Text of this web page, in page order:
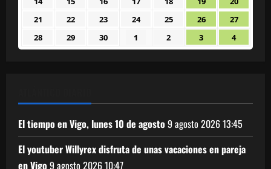
2026 2026 2026 2026 2026 2026
septiembreseptiembre
2026
septiembre
2026
2026
21 22 23 24
septiembre
25
septiembre
2026
26
septiembre
2026
27
2026
28
septiembre
29
septiembre
30
septiembre
1
octubre
2
octubre
3
octubre
4
octubre
El tiempo en Vigo, lunes 10 de agosto9 agosto 202613:45
El youtuber Willyrex disfruta de unas vacaciones en pareja
en Vigo9 agosto 202610:47